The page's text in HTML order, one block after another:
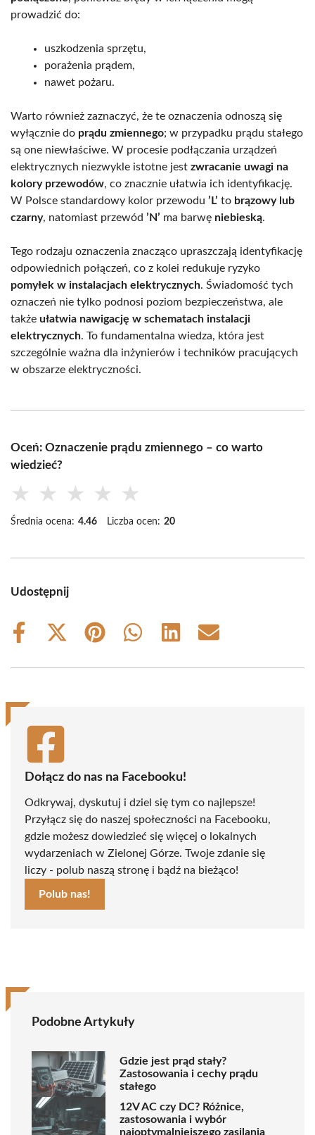
prowadzić do:
uszkodzenia sprzętu,
porażenia prądem,
nawet pożaru.
Warto również zaznaczyć, że te oznaczenia odnoszą się
wyłącznie do prądu zmiennego; w przypadku prądu stałego
są one niewłaściwe. W procesie podłączania urządzeń
elektrycznych niezwykle istotne jest zwracanie uwagi na
kolory przewodów, co znacznie ułatwia ich identyfikację.
W Polsce standardowy kolor przewodu ’L’ to brązowy lub
czarny, natomiast przewód ’N’ ma barwę niebieską.
Tego rodzaju oznaczenia znacząco upraszczają identyfikację
odpowiednich połączeń, co z kolei redukuje ryzyko
pomyłek w instalacjach elektrycznych. Świadomość tych
oznaczeń nie tylko podnosi poziom bezpieczeństwa, ale
także ułatwia nawigację w schematach instalacji
elektrycznych. To fundamentalna wiedza, która jest
szczególnie ważna dla inżynierów i techników pracujących
w obszarze elektryczności.
Oceń: Oznaczenie prądu zmiennego – co warto
wiedzieć?
★ ★ ★ ★ ★
Średnia ocena: 4.46 Liczba ocen: 20
Udostępnij
Share
Share
(Twitter)
Share
Share
Share
Share
Dołącz do nas na Facebooku!
Odkrywaj, dyskutuj i dziel się tym co najlepsze!
Przyłącz się do naszej społeczności na Facebooku,
gdzie możesz dowiedzieć się więcej o lokalnych
wydarzeniach w Zielonej Górze. Twoje zdanie się
liczy - polub naszą stronę i bądź na bieżąco!
Polub nas!
Podobne Artykuły
Gdzie jest prąd stały?
Zastosowania i cechy prądu
stałego
12V AC czy DC? Różnice,
zastosowania i wybór
najoptymalniejszego zasilania